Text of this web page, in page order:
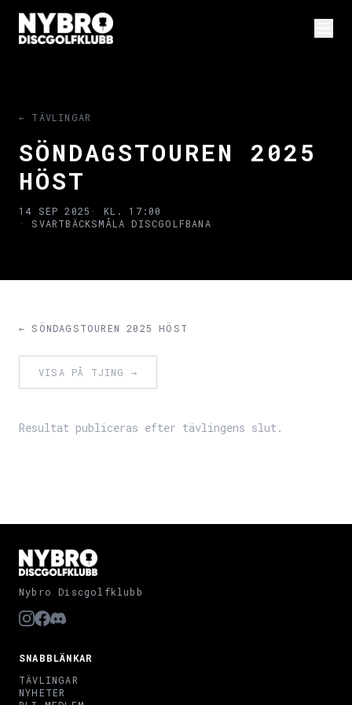
← TÄVLINGAR
SÖNDAGSTOUREN 2025
HÖST
14 SEP 2025 · KL. 17:00
· SVARTBÄCKSMÅLA DISCGOLFBANA
← SÖNDAGSTOUREN 2025 HÖST
VISA PÅ TJING →
Resultat publiceras efter tävlingens slut.
Nybro Discgolfklubb
SNABBLÄNKAR
TÄVLINGAR
NYHETER